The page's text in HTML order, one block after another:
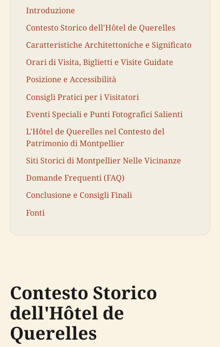
Introduzione
Contesto Storico dell'Hôtel de Querelles
Caratteristiche Architettoniche e Significato
Orari di Visita, Biglietti e Visite Guidate
Posizione e Accessibilità
Consigli Pratici per i Visitatori
Eventi Speciali e Punti Fotografici Salienti
L'Hôtel de Querelles nel Contesto del
Patrimonio di Montpellier
Siti Storici di Montpellier Nelle Vicinanze
Domande Frequenti (FAQ)
Conclusione e Consigli Finali
Fonti
Contesto Storico
dell'Hôtel de
Querelles